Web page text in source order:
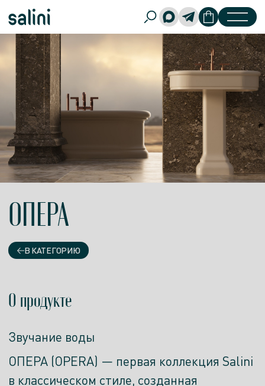
ОПЕРА
В КАТЕГОРИЮ
О продукте
Звучание воды
ОПЕРА (OPERA) — первая коллекция Salini
в классическом стиле, созданная